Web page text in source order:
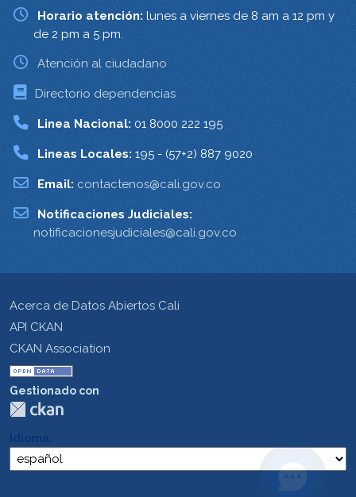
Horario atención: lunes a viernes de 8 am a 12 pm y
de 2 pm a 5 pm.
Atención al ciudadano
Directorio dependencias
Linea Nacional: 01 8000 222 195
Lineas Locales: 195 - (57+2) 887 9020
Email: contactenos@cali.gov.co
Notificaciones Judiciales:
notificacionesjudiciales@cali.gov.co
Acerca de Datos Abiertos Cali
API CKAN
CKAN Association
Gestionado con